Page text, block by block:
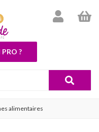
?
alimentaires